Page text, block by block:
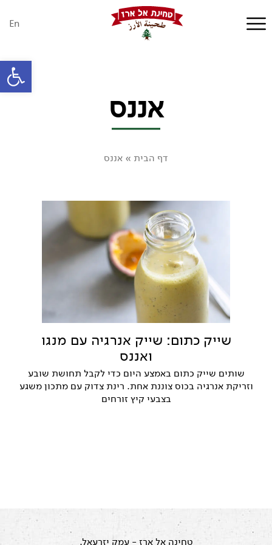
פתח
En
אננס
דף הבית » אננס
שייק כתום: שייק אנרגיה עם מנגו
ואננס
שותים שייק כתום באמצע היום כדי לקבל תחושת שובע
וזריקת אנרגיה בכוס צוננת אחת. רינת צדוק עם מתכון משגע
בצבעי קיץ זורחים
טחינה אל ארז- עמק יזרעאל.